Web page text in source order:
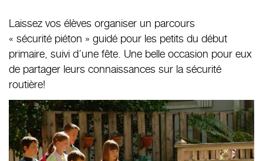
Laissez vos élèves organiser un parcours
« sécurité piéton » guidé pour les petits du début
primaire, suivi d’une fête. Une belle occasion pour eux
de partager leurs connaissances sur la sécurité
routière!